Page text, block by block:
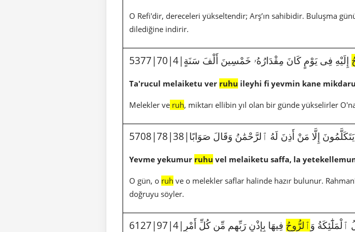
O Refi'dir, dereceleri yükseltendir; Arş’ın sahibidir. Buluşma
dilediğine indirir.
إِلَيْهِ فِى يَوْمٍ كَانَ مِقْدَارُهُۥ خَمْسِينَ أَلْفَ سَنَةٍ
Ta'rucul melaiketu ver ruhu ileyhi fi yevmin kane
Melekler ve ruh, miktarı ellibin yıl olan bir günde yükselirler
إِلَّا مَنْ أَذِنَ لَهُ ٱلرَّحْمَٰنُ وَقَالَ صَوَابًا
Yevme yekumur ruhu vel melaiketu saffa, la
O gün, o ruh ve o melekler saflar halinde hazır bulunur.
doğruyu söyler.
ٱلْمَلَٰٓئِكَةُ وَٱلرُّوحُ فِيهَا بِإِذْنِ رَبِّهِم مِّن كُلِّ أَمْرٍ